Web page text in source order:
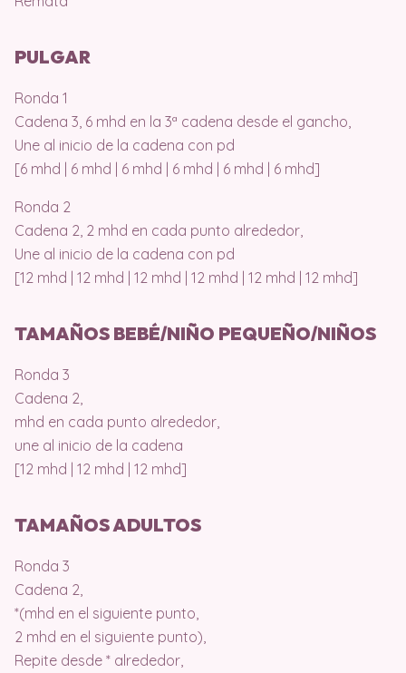
PULGAR
Ronda 1
Cadena 3, 6 mhd en la 3ª cadena desde el gancho,
Une al inicio de la cadena con pd
[6 mhd | 6 mhd | 6 mhd | 6 mhd | 6 mhd | 6 mhd]
Ronda 2
Cadena 2, 2 mhd en cada punto alrededor,
Une al inicio de la cadena con pd
[12 mhd | 12 mhd | 12 mhd | 12 mhd | 12 mhd | 12 mhd]
TAMAÑOS BEBÉ/NIÑO PEQUEÑO/NIÑOS
Ronda 3
Cadena 2,
mhd en cada punto alrededor,
une al inicio de la cadena
[12 mhd | 12 mhd | 12 mhd]
TAMAÑOS ADULTOS
Ronda 3
Cadena 2,
*(mhd en el siguiente punto,
2 mhd en el siguiente punto),
Repite desde * alrededor,